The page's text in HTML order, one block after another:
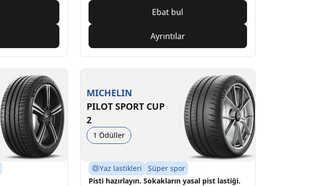
Ebat bul
Ayrıntılar
MICHELIN
PILOT SPORT CUP
2
1 Ödüller
Yaz lastikleri
Süper spor
Pisti hazırlayın. Sokakların yasal pist lastiği.